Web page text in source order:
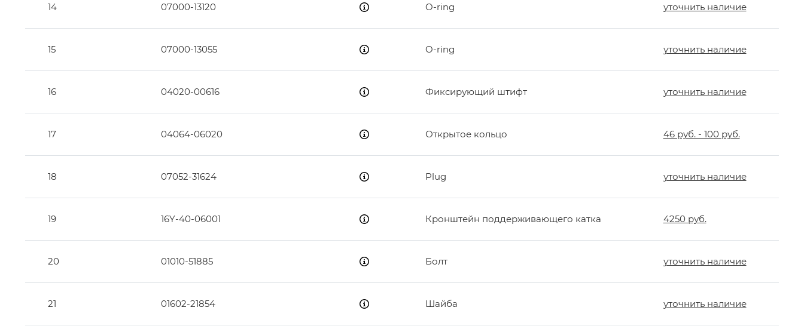
14 07000-13120 O-ring уточнить наличие
15 07000-13055 O-ring уточнить наличие
16 04020-00616 Фиксирующий штифт уточнить наличие
17 04064-06020 Открытое кольцо 46 руб. - 100 руб.
18 07052-31624 Plug уточнить наличие
19 16Y-40-06001 Кронштейн поддерживающего катка 4250 руб.
20 01010-51885 Болт уточнить наличие
21 01602-21854 Шайба уточнить наличие